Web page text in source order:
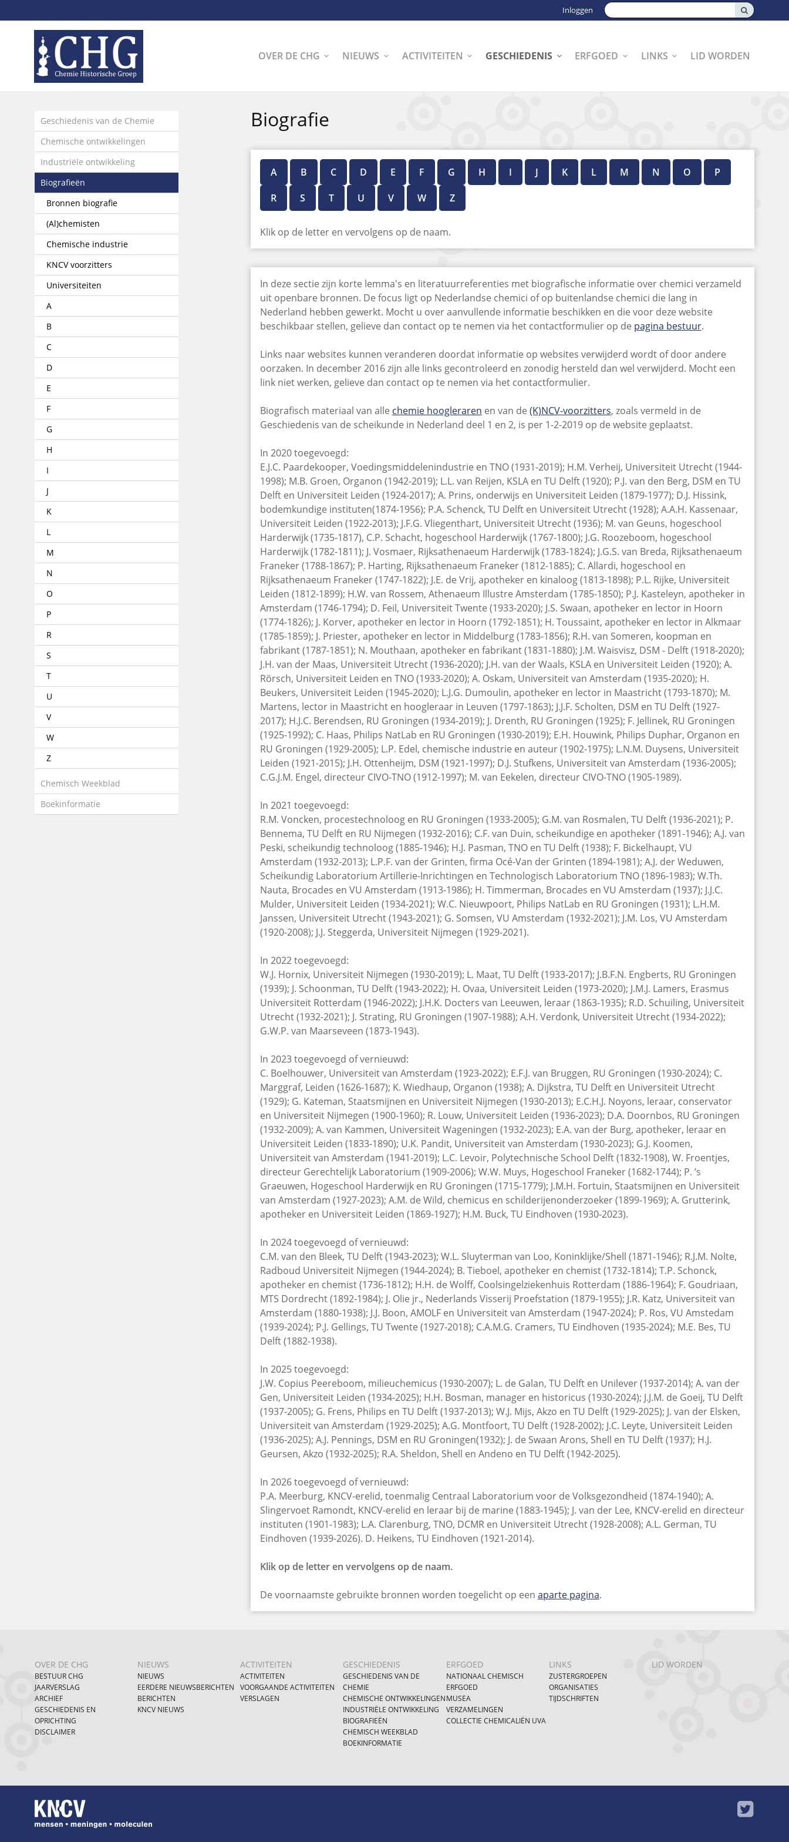
links
Spring
naar
de
inhoud
naar
het
menu
Zoeken:
Inloggen
OVER DE CHG NIEUWS ACTIVITEITEN GESCHIEDENIS ERFGOED LINKS LID WORDEN
Biografie
A B C D E F G H I J K L M N O
P
R
S T U V W Z
Klik op de letter en vervolgens op de naam.
In deze sectie zijn korte lemma's en literatuurreferenties met biografische informatie over chemici verzameld
uit openbare bronnen. De focus ligt op Nederlandse chemici of op buitenlandse chemici die lang in
Nederland hebben gewerkt. Mocht u over aanvullende informatie beschikken en die voor deze website
beschikbaar stellen, gelieve dan contact op te nemen via het contactformulier op de pagina bestuur.
Links naar websites kunnen veranderen doordat informatie op websites verwijderd wordt of door andere
oorzaken. In december 2016 zijn alle links gecontroleerd en zonodig hersteld dan wel verwijderd. Mocht een
link niet werken, gelieve dan contact op te nemen via het contactformulier.
Biografisch materiaal van alle chemie hoogleraren en van de (K)NCV-voorzitters, zoals vermeld in de
Geschiedenis van de scheikunde in Nederland deel 1 en 2, is per 1-2-2019 op de website geplaatst.
In 2020 toegevoegd:
E.J.C. Paardekooper, Voedingsmiddelenindustrie en TNO (1931-2019); H.M. Verheij, Universiteit Utrecht (1944-
1998); M.B. Groen, Organon (1942-2019); L.L. van Reijen, KSLA en TU Delft (1920); P.J. van den Berg, DSM en TU
Delft en Universiteit Leiden (1924-2017); A. Prins, onderwijs en Universiteit Leiden (1879-1977); D.J. Hissink,
bodemkundige instituten(1874-1956); P.A. Schenck, TU Delft en Universiteit Utrecht (1928); A.A.H. Kassenaar,
Universiteit Leiden (1922-2013); J.F.G. Vliegenthart, Universiteit Utrecht (1936); M. van Geuns, hogeschool
Harderwijk (1735-1817), C.P. Schacht, hogeschool Harderwijk (1767-1800); J.G. Roozeboom, hogeschool
Harderwijk (1782-1811); J. Vosmaer, Rijksathenaeum Harderwijk (1783-1824); J.G.S. van Breda, Rijksathenaeum
Franeker (1788-1867); P. Harting, Rijksathenaeum Franeker (1812-1885); C. Allardi, hogeschool en
Rijksathenaeum Franeker (1747-1822); J.E. de Vrij, apotheker en kinaloog (1813-1898); P.L. Rijke, Universiteit
Leiden (1812-1899); H.W. van Rossem, Athenaeum Illustre Amsterdam (1785-1850); P.J. Kasteleyn, apotheker in
Amsterdam (1746-1794); D. Feil, Universiteit Twente (1933-2020); J.S. Swaan, apotheker en lector in Hoorn
(1774-1826); J. Korver, apotheker en lector in Hoorn (1792-1851); H. Toussaint, apotheker en lector in Alkmaar
(1785-1859); J. Priester, apotheker en lector in Middelburg (1783-1856); R.H. van Someren, koopman en
fabrikant (1787-1851); N. Mouthaan, apotheker en fabrikant (1831-1880); J.M. Waisvisz, DSM - Delft (1918-2020);
J.H. van der Maas, Universiteit Utrecht (1936-2020); J.H. van der Waals, KSLA en Universiteit Leiden (1920); A.
Rörsch, Universiteit Leiden en TNO (1933-2020); A. Oskam, Universiteit van Amsterdam (1935-2020); H.
Beukers, Universiteit Leiden (1945-2020); L.J.G. Dumoulin, apotheker en lector in Maastricht (1793-1870); M.
Martens, lector in Maastricht en hoogleraar in Leuven (1797-1863); J.J.F. Scholten, DSM en TU Delft (1927-
2017); H.J.C. Berendsen, RU Groningen (1934-2019); J. Drenth, RU Groningen (1925); F. Jellinek, RU Groningen
(1925-1992); C. Haas, Philips NatLab en RU Groningen (1930-2019); E.H. Houwink, Philips Duphar, Organon en
RU Groningen (1929-2005); L.P. Edel, chemische industrie en auteur (1902-1975); L.N.M. Duysens, Universiteit
Leiden (1921-2015); J.H. Ottenheijm, DSM (1921-1997); D.J. Stufkens, Universiteit van Amsterdam (1936-2005);
C.G.J.M. Engel, directeur CIVO-TNO (1912-1997); M. van Eekelen, directeur CIVO-TNO (1905-1989).
In 2021 toegevoegd:
R.M. Voncken, procestechnoloog en RU Groningen (1933-2005); G.M. van Rosmalen, TU Delft (1936-2021); P.
Bennema, TU Delft en RU Nijmegen (1932-2016); C.F. van Duin, scheikundige en apotheker (1891-1946); A.J. van
Peski, scheikundig technoloog (1885-1946); H.J. Pasman, TNO en TU Delft (1938); F. Bickelhaupt, VU
Amsterdam (1932-2013); L.P.F. van der Grinten, firma Océ-Van der Grinten (1894-1981); A.J. der Weduwen,
Scheikundig Laboratorium Artillerie-Inrichtingen en Technologisch Laboratorium TNO (1896-1983); W.Th.
Nauta, Brocades en VU Amsterdam (1913-1986); H. Timmerman, Brocades en VU Amsterdam (1937); J.J.C.
Mulder, Universiteit Leiden (1934-2021); W.C. Nieuwpoort, Philips NatLab en RU Groningen (1931); L.H.M.
Janssen, Universiteit Utrecht (1943-2021); G. Somsen, VU Amsterdam (1932-2021); J.M. Los, VU Amsterdam
(1920-2008); J.J. Steggerda, Universiteit Nijmegen (1929-2021).
In 2022 toegevoegd:
W.J. Hornix, Universiteit Nijmegen (1930-2019); L. Maat, TU Delft (1933-2017); J.B.F.N. Engberts, RU Groningen
(1939); J. Schoonman, TU Delft (1943-2022); H. Ovaa, Universiteit Leiden (1973-2020); J.M.J. Lamers, Erasmus
Universiteit Rotterdam (1946-2022); J.H.K. Docters van Leeuwen, leraar (1863-1935); R.D. Schuiling, Universiteit
Utrecht (1932-2021); J. Strating, RU Groningen (1907-1988); A.H. Verdonk, Universiteit Utrecht (1934-2022);
G.W.P. van Maarseveen (1873-1943).
In 2023 toegevoegd of vernieuwd:
C. Boelhouwer, Universiteit van Amsterdam (1923-2022); E.F.J. van Bruggen, RU Groningen (1930-2024); C.
Marggraf, Leiden (1626-1687); K. Wiedhaup, Organon (1938); A. Dijkstra, TU Delft en Universiteit Utrecht
(1929); G. Kateman, Staatsmijnen en Universiteit Nijmegen (1930-2013); E.C.H.J. Noyons, leraar, conservator
en Universiteit Nijmegen (1900-1960); R. Louw, Universiteit Leiden (1936-2023); D.A. Doornbos, RU Groningen
(1932-2009); A. van Kammen, Universiteit Wageningen (1932-2023); E.A. van der Burg, apotheker, leraar en
Universiteit Leiden (1833-1890); U.K. Pandit, Universiteit van Amsterdam (1930-2023); G.J. Koomen,
Universiteit van Amsterdam (1941-2019); L.C. Levoir, Polytechnische School Delft (1832-1908), W. Froentjes,
directeur Gerechtelijk Laboratorium (1909-2006); W.W. Muys, Hogeschool Franeker (1682-1744); P. ’s
Graeuwen, Hogeschool Harderwijk en RU Groningen (1715-1779); J.M.H. Fortuin, Staatsmijnen en Universiteit
van Amsterdam (1927-2023); A.M. de Wild, chemicus en schilderijenonderzoeker (1899-1969); A. Grutterink,
apotheker en Universiteit Leiden (1869-1927); H.M. Buck, TU Eindhoven (1930-2023).
In 2024 toegevoegd of vernieuwd:
C.M. van den Bleek, TU Delft (1943-2023); W.L. Sluyterman van Loo, Koninklijke/Shell (1871-1946); R.J.M. Nolte,
Radboud Universiteit Nijmegen (1944-2024); B. Tieboel, apotheker en chemist (1732-1814); T.P. Schonck,
apotheker en chemist (1736-1812); H.H. de Wolff, Coolsingelziekenhuis Rotterdam (1886-1964); F. Goudriaan,
MTS Dordrecht (1892-1984); J. Olie jr., Nederlands Visserij Proefstation (1879-1955); J.R. Katz, Universiteit van
Amsterdam (1880-1938); J.J. Boon, AMOLF en Universiteit van Amsterdam (1947-2024); P. Ros, VU Amstedam
(1939-2024); P.J. Gellings, TU Twente (1927-2018); C.A.M.G. Cramers, TU Eindhoven (1935-2024); M.E. Bes, TU
Delft (1882-1938).
In 2025 toegevoegd:
J.W. Copius Peereboom, milieuchemicus (1930-2007); L. de Galan, TU Delft en Unilever (1937-2014); A. van der
Gen, Universiteit Leiden (1934-2025); H.H. Bosman, manager en historicus (1930-2024); J.J.M. de Goeij, TU Delft
(1937-2005); G. Frens, Philips en TU Delft (1937-2013); W.J. Mijs, Akzo en TU Delft (1929-2025); J. van der Elsken,
Universiteit van Amsterdam (1929-2025); A.G. Montfoort, TU Delft (1928-2002); J.C. Leyte, Universiteit Leiden
(1936-2025); A.J. Pennings, DSM en RU Groningen(1932); J. de Swaan Arons, Shell en TU Delft (1937); H.J.
Geursen, Akzo (1932-2025); R.A. Sheldon, Shell en Andeno en TU Delft (1942-2025).
In 2026 toegevoegd of vernieuwd:
P.A. Meerburg, KNCV-erelid, toenmalig Centraal Laboratorium voor de Volksgezondheid (1874-1940); A.
Slingervoet Ramondt, KNCV-erelid en leraar bij de marine (1883-1945); J. van der Lee, KNCV-erelid en directeur
instituten (1901-1983); L.A. Clarenburg, TNO, DCMR en Universiteit Utrecht (1928-2008); A.L. German, TU
Eindhoven (1939-2026). D. Heikens, TU Eindhoven (1921-2014).
Klik op de letter en vervolgens op de naam.
De voornaamste gebruikte bronnen worden toegelicht op een aparte pagina.
Geschiedenis van de Chemie
Chemische ontwikkelingen
Industriële ontwikkeling
Biografieën
Bronnen biografie
(Al)chemisten
Chemische industrie
KNCV voorzitters
Universiteiten
A
B
C
D
E
F
G
H
I
J
K
L
M
N
O
P
R
S
T
U
V
W
Z
Chemisch Weekblad
Boekinformatie
OVER DE CHG
BESTUUR CHG
JAARVERSLAG
ARCHIEF
GESCHIEDENIS EN
OPRICHTING
DISCLAIMER
NIEUWS
NIEUWS
EERDERE NIEUWSBERICHTEN
BERICHTEN
KNCV NIEUWS
ACTIVITEITEN
ACTIVITEITEN
VOORGAANDE ACTIVITEITEN
VERSLAGEN
GESCHIEDENIS
GESCHIEDENIS VAN DE
CHEMIE
CHEMISCHE ONTWIKKELINGEN
INDUSTRIËLE ONTWIKKELING
BIOGRAFIEËN
CHEMISCH WEEKBLAD
BOEKINFORMATIE
ERFGOED
NATIONAAL CHEMISCH
ERFGOED
MUSEA
VERZAMELINGEN
COLLECTIE CHEMICALIËN UVA
LINKS
ZUSTERGROEPEN
ORGANISATIES
TIJDSCHRIFTEN
LID WORDEN